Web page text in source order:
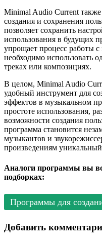
Minimal Audio Current также
создания и сохранения
позволяет сохранить
использования в будущих
упрощает процесс работы с
необходимо использовать
треках или композициях.
В целом, Minimal Audio
удобный инструмент для
эффектов в музыкальном
простоте использования,
возможности создания
программа становится
музыкантов и
произведениям уникальный
Аналоги программы вы
подборках:
Программы для
Добавить